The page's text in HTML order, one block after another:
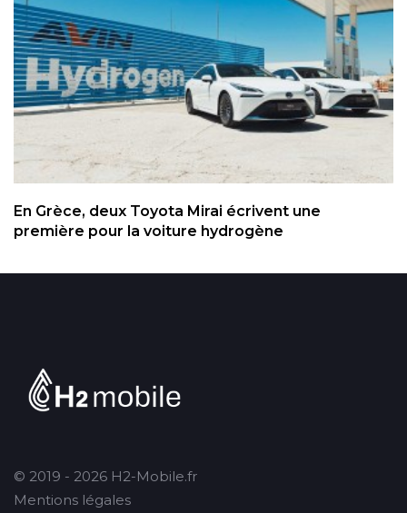
En Grèce, deux Toyota Mirai écrivent une
première pour la voiture hydrogène
© 2019 - 2026 H2-Mobile.fr
Mentions légales